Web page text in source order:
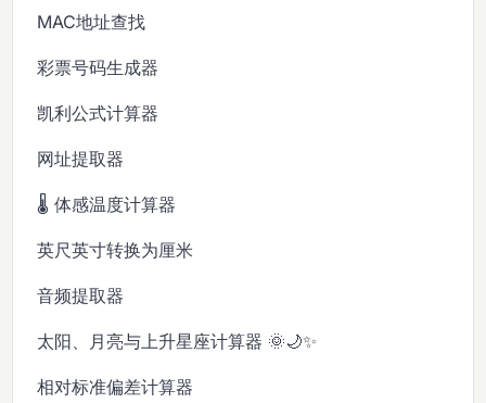
MAC地址查找
彩票号码生成器
凯利公式计算器
网址提取器
🌡️ 体感温度计算器
英尺英寸转换为厘米
音频提取器
太阳、月亮与上升星座计算器 🌞🌙✨
相对标准偏差计算器